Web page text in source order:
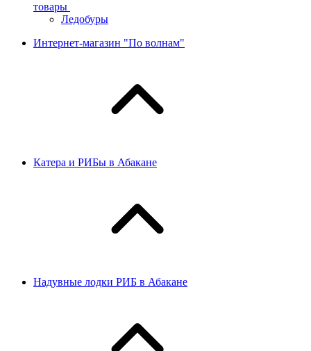
товары
Ледобуры
Интернет-магазин "По волнам"
Катера и РИБы в Абакане
Надувные лодки РИБ в Абакане